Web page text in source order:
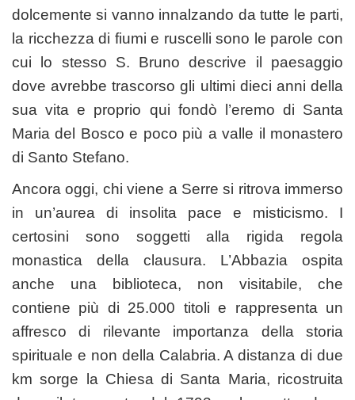
dolcemente si vanno innalzando da tutte le parti,
la ricchezza di fiumi e ruscelli sono le parole con
cui lo stesso S. Bruno descrive il paesaggio
dove avrebbe trascorso gli ultimi dieci anni della
sua vita e proprio qui fondò l’eremo di Santa
Maria del Bosco e poco più a valle il monastero
di Santo Stefano.
Ancora oggi, chi viene a Serre si ritrova immerso
in un’aurea di insolita pace e misticismo. I
certosini sono soggetti alla rigida regola
monastica della clausura. L’Abbazia ospita
anche una biblioteca, non visitabile, che
contiene più di 25.000 titoli e rappresenta un
affresco di rilevante importanza della storia
spirituale e non della Calabria. A distanza di due
km sorge la Chiesa di Santa Maria, ricostruita